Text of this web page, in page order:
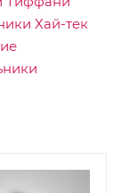
Хай-тек